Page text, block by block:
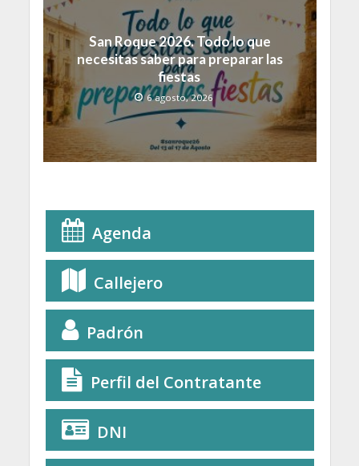
San Roque 2026. Todo lo que
necesitas saber para preparar las
fiestas
6 agosto, 2026
Agenda
Callejero
Padrón
Perfil del Contratante
DNI